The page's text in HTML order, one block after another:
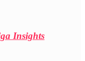
Insights